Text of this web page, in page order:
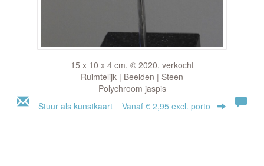
15 x 10 x 4 cm, © 2020, verkocht
Ruimtelijk | Beelden | Steen
Polychroom jaspis
Stuur als kunstkaart Vanaf € 2,95 excl. porto